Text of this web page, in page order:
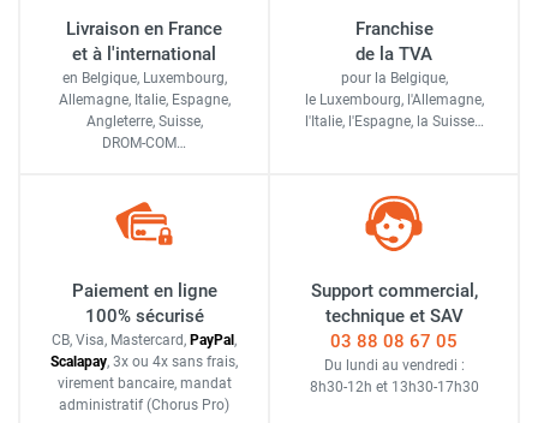
Livraison en France
et à l'international
en Belgique, Luxembourg,
Allemagne, Italie, Espagne,
Angleterre, Suisse,
DROM-COM…
Franchise
de la TVA
pour la Belgique,
le Luxembourg, l'Allemagne,
l'Italie, l'Espagne, la Suisse…
Paiement en ligne
100% sécurisé
CB, Visa, Mastercard, PayPal ,
Scalapay, 3x ou 4x sans frais,
virement bancaire, mandat
administratif (Chorus Pro)
Support commercial,
technique et SAV
03 88 08 67 05
Du lundi au vendredi :
8h30-12h et 13h30-17h30